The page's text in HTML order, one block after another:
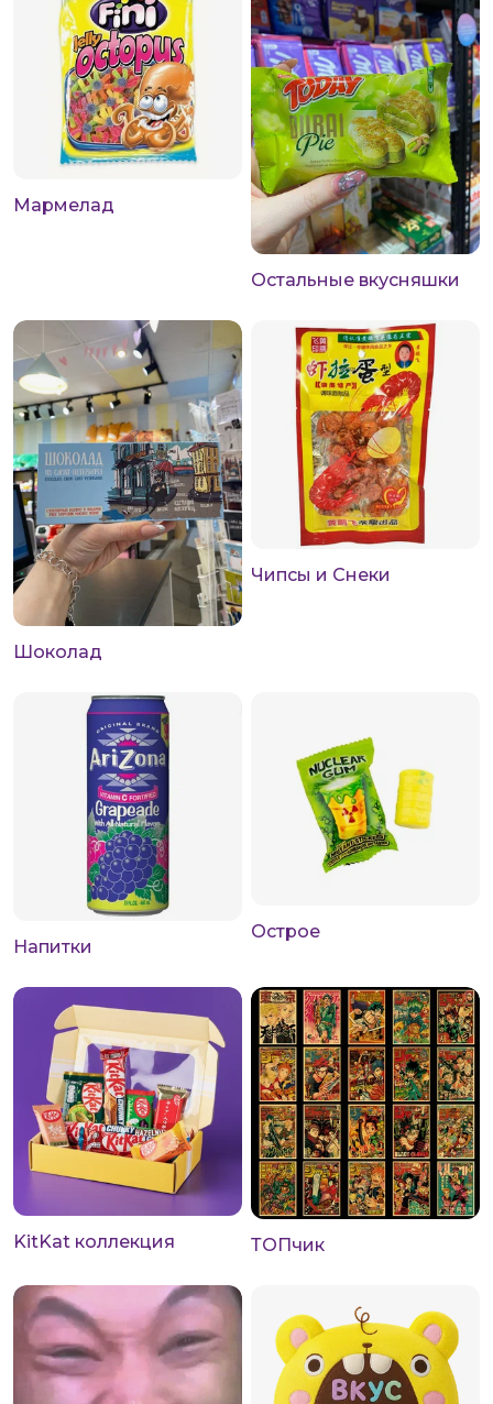
Мармелад
Остальные вкусняшки
Шоколад
Чипсы и Снеки
Напитки
Острое
KitKat коллекция ТОПчик